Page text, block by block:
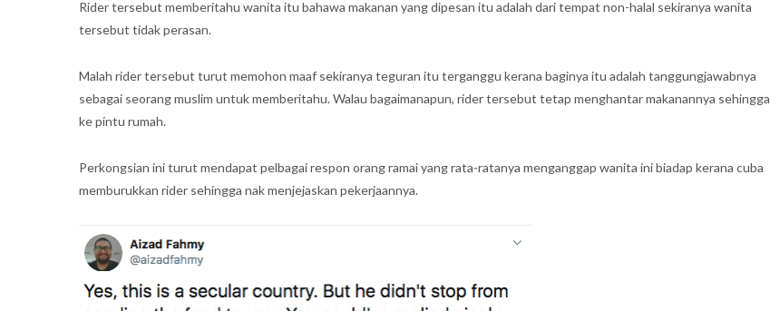
Rider tersebut memberitahu wanita itu bahawa makanan yang dipesan itu adalah dari tempat non-halal sekiranya wanita
tersebut tidak perasan.
Malah rider tersebut turut memohon maaf sekiranya teguran itu terganggu kerana baginya itu adalah tanggungjawabnya
sebagai seorang muslim untuk memberitahu. Walau bagaimanapun, rider tersebut tetap menghantar makanannya sehingga
ke pintu rumah.
Perkongsian ini turut mendapat pelbagai respon orang ramai yang rata-ratanya menganggap wanita ini biadap kerana cuba
memburukkan rider sehingga nak menjejaskan pekerjaannya.